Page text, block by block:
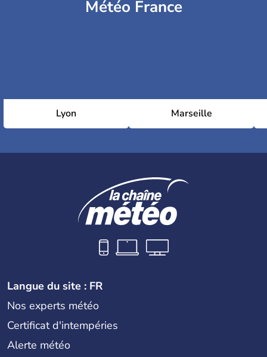
Météo France
Lyon Marseille
Langue du site : FR
Nos experts météo
Certificat d'intempéries
Alerte météo